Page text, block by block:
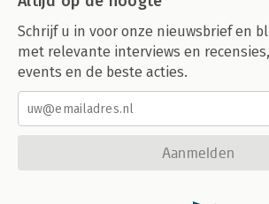
Schrijf u in voor onze nieuwsbrief en
met relevante interviews en
events en de beste acties.
Aanmelden